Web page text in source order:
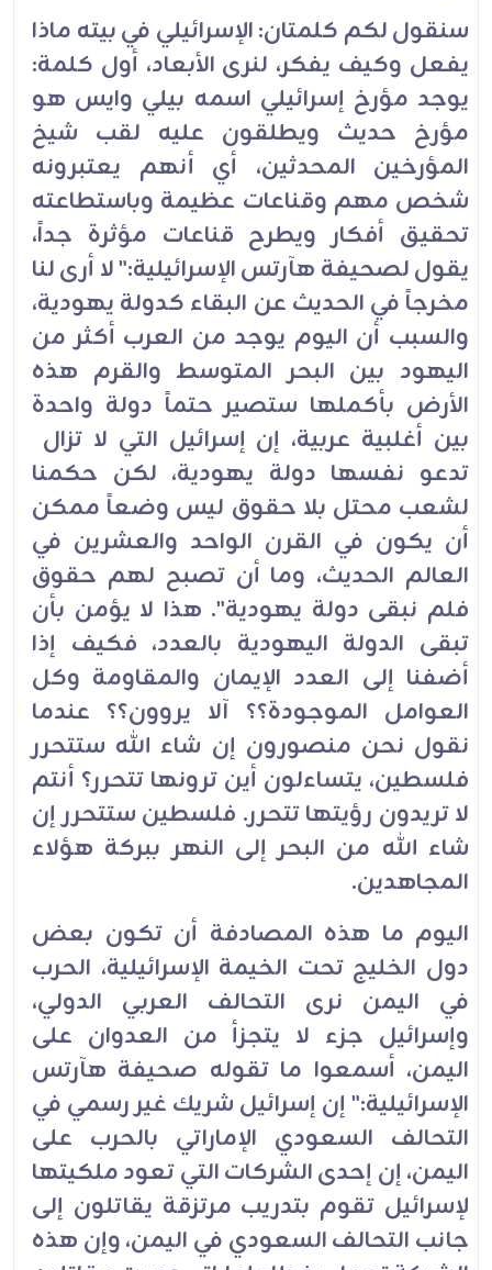
سنقول لكم كلمتان: الإسرائيلي في بيته ماذا
يفعل وكيف يفكر، لنرى الأبعاد، أول كلمة:
يوجد مؤرخ إسرائيلي اسمه بيلي وايس هو
مؤرخ حديث ويطلقون عليه لقب شيخ
المؤرخين المحدثين، أي أنهم يعتبرونه
شخص مهم وقناعات عظيمة وباستطاعته
تحقيق أفكار ويطرح قناعات مؤثرة جداً،
يقول لصحيفة هآرتس الإسرائيلية:" لا أرى لنا
مخرجاً في الحديث عن البقاء كدولة يهودية،
والسبب أن اليوم يوجد من العرب أكثر من
اليهود بين البحر المتوسط والقرم هذه
الأرض بأكملها ستصير حتماً دولة واحدة
بين أغلبية عربية، إن إسرائيل التي لا تزال
تدعو نفسها دولة يهودية، لكن حكمنا
لشعب محتل بلا حقوق ليس وضعاً ممكن
أن يكون في القرن الواحد والعشرين في
العالم الحديث، وما أن تصبح لهم حقوق
فلم نبقى دولة يهودية". هذا لا يؤمن بأن
تبقى الدولة اليهودية بالعدد، فكيف إذا
أضفنا إلى العدد الإيمان والمقاومة وكل
العوامل الموجودة؟؟ آلا يروون؟؟ عندما
نقول نحن منصورون إن شاء الله ستتحرر
فلسطين، يتساءلون أين ترونها تتحرر؟ أنتم
لا تريدون رؤيتها تتحرر. فلسطين ستتحرر إن
شاء الله من البحر إلى النهر ببركة هؤلاء
المجاهدين.
اليوم ما هذه المصادفة أن تكون بعض
دول الخليج تحت الخيمة الإسرائيلية، الحرب
في اليمن نرى التحالف العربي الدولي،
وإسرائيل جزء لا يتجزأ من العدوان على
اليمن، أسمعوا ما تقوله صحيفة هآرتس
الإسرائيلية:" إن إسرائيل شريك غير رسمي في
التحالف السعودي الإماراتي بالحرب على
اليمن، إن إحدى الشركات التي تعود ملكيتها
لإسرائيل تقوم بتدريب مرتزقة يقاتلون إلى
جانب التحالف السعودي في اليمن، وإن هذه